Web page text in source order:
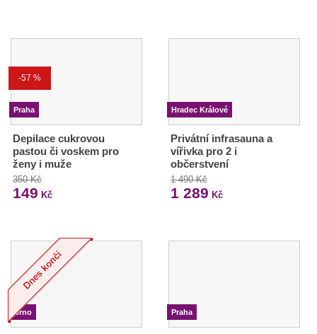
-57 %
Praha
Depilace cukrovou
pastou či voskem pro
ženy i muže
350 Kč
149 Kč
Hradec Králové
Privátní infrasauna a
vířivka pro 2 i
občerstvení
1 490 Kč
1 289 Kč
Brno Praha